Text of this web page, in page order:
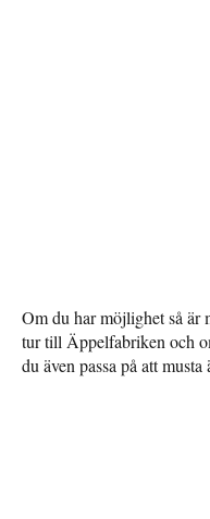
Om du har möjlighet så är
tur till Äppelfabriken och
du även passa på att